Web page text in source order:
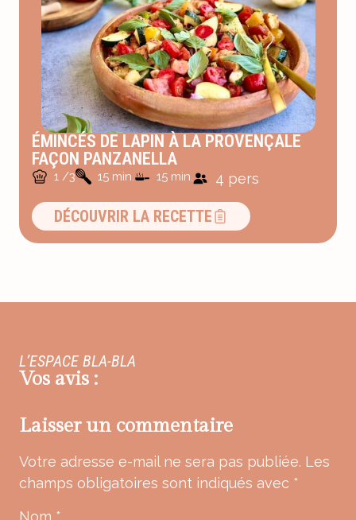
ÉMINCÉS DE LAPIN À LA PROVENÇALE
FAÇON PANZANELLA
1 /3 15 min. 15 min. 4 pers
DÉCOUVRIR LA RECETTE
L’ESPACE BLA-BLA
Vos avis :
Laisser un commentaire
Votre adresse e-mail ne sera pas publiée. Les
champs obligatoires sont indiqués avec *